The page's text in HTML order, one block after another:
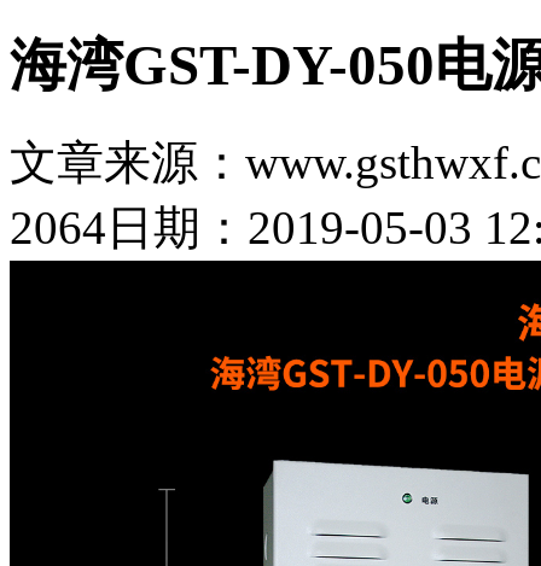
海湾GST-DY-050电
文章来源：
2064 日期：2019-05-03